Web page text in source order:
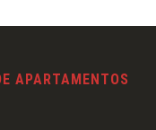
APARTAMENTOS